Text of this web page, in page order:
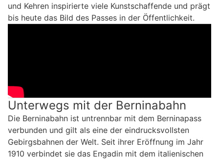
und Kehren inspirierte viele Kunstschaffende und prägt
bis heute das Bild des Passes in der Öffentlichkeit.
Unterwegs mit der Berninabahn
Die Berninabahn ist untrennbar mit dem Berninapass
verbunden und gilt als eine der eindrucksvollsten
Gebirgsbahnen der Welt. Seit ihrer Eröffnung im Jahr
1910 verbindet sie das Engadin mit dem italienischen